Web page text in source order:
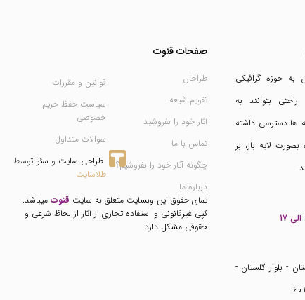
به حوزه گرافیکی
بتوانند به
ها دسترسی داشته
بصورت لایه باز، بر
- بلوار گلستان -
صفحات قنوت
طراحان
تقویم شیعه
آثار خود را بفروشید
تماس با ما
چگونه آثار خود را بفروشیم؟
درباره ما
قوانین و مقررات
سیاست حفظ حریم
خصوصی
سوالات متداول
طراحی سایت و سئو توسط
طلاسایت
تمای حقوق این وبسایت متعلق به سایت قنوت میباشد.
کپی غیرقانونی و استفاده تجاری از آثار از لحاظ شرعی و
حقوقی مشکل دارد